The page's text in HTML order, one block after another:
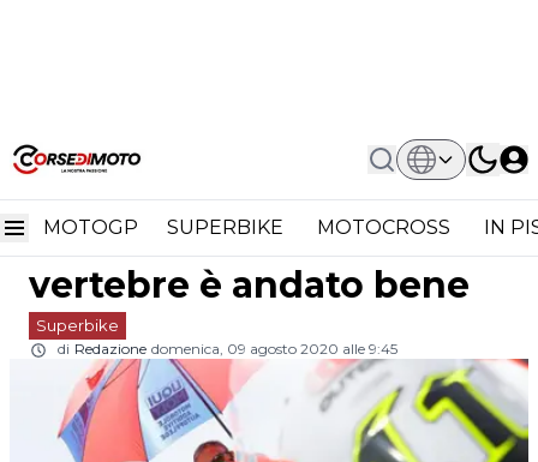
MOTOGP SUPERBIKE MOTOCROSS IN
Home Superbike
Superbike, Sandro Cortese
Superbike, Sandro
Cortese l'intervento alle
vertebre è andato bene
Superbike
di Redazione domenica, 09 agosto 2020 alle 9:45